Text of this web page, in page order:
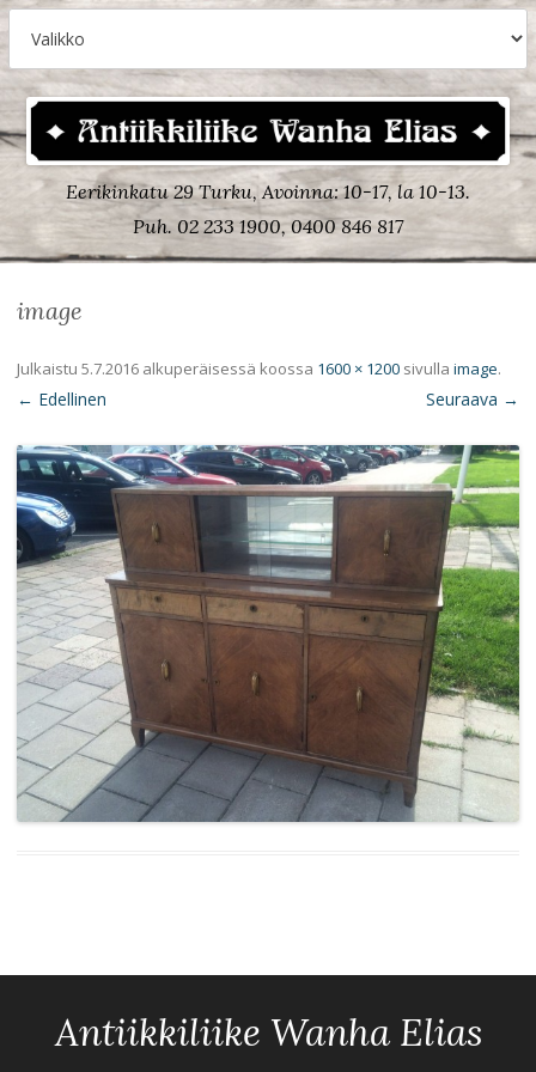
Eerikinkatu 29 Turku, Avoinna: 10-17, la 10-13.
Puh. 02 233 1900, 0400 846 817
image
Julkaistu 5.7.2016 alkuperäisessä koossa 1600 × 1200 sivulla image.
← Edellinen Seuraava →
Antiikkiliike Wanha Elias